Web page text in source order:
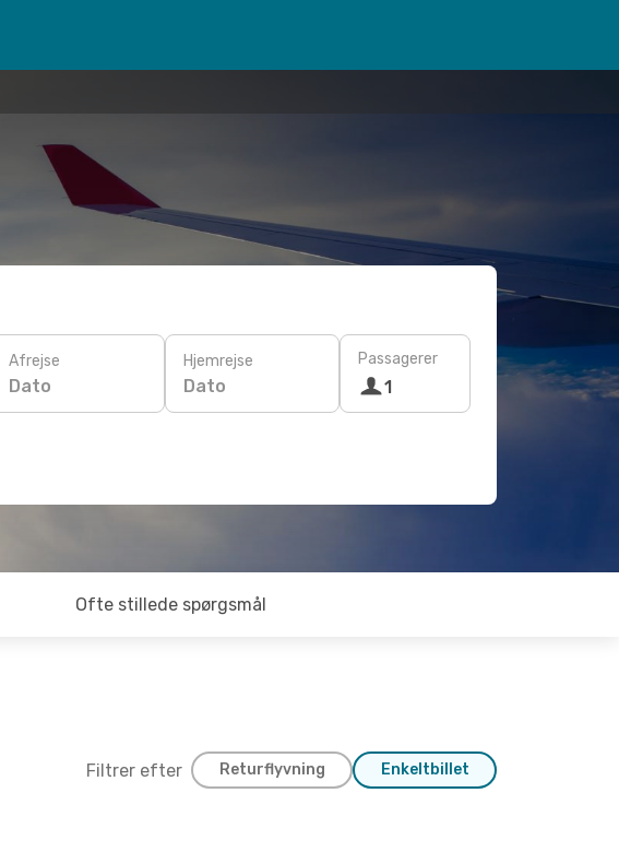
Afrejse
Dato
Hjemrejse
Dato
Passagerer
1
Ofte stillede spørgsmål
Filtrer efter Returflyvning Enkeltbillet